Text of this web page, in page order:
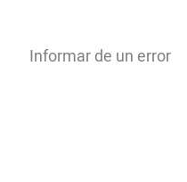
Informar de un error